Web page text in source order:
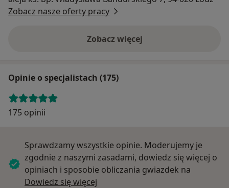
Zobacz nasze oferty pracy
Zobacz więcej
Opinie o specjalistach (175)
175 opinii
Sprawdzamy wszystkie opinie. Moderujemy je
zgodnie z naszymi zasadami, dowiedz się więcej o
opiniach i sposobie obliczania gwiazdek na
Dowiedz się więcej